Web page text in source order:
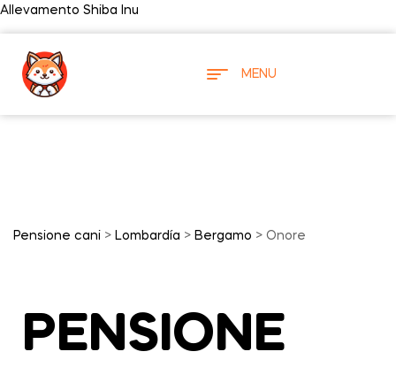
Allevamento Shiba Inu
MENU
Pensione cani > Lombardía > Bergamo > Onore
PENSIONE